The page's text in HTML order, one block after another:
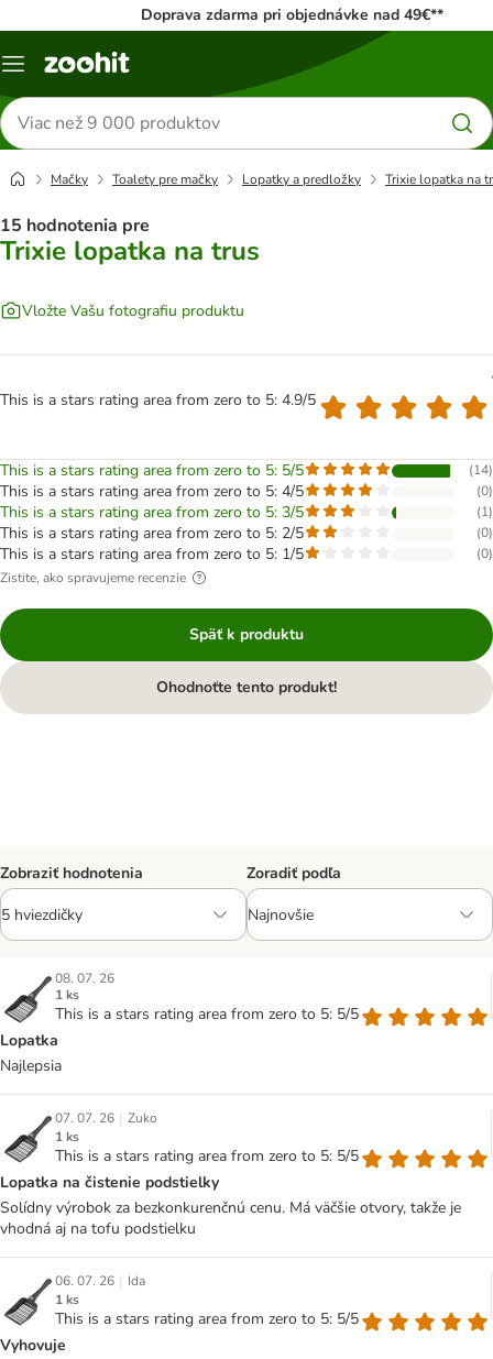
Doprava zdarma pri objednávke nad 49€**
Kategórie
Hľadať
produkty
Mačky Toalety pre mačky Lopatky a predložky Trixie lopatka na
15 hodnotenia pre
Trixie lopatka na trus
Vložte Vašu fotografiu produktu
This is a stars rating area from zero to 5: 4.9/5
This is a stars rating area from zero to 5: 5/5 (14)
This is a stars rating area from zero to 5: 4/5 (0)
This is a stars rating area from zero to 5: 3/5 (1)
This is a stars rating area from zero to 5: 2/5 (0)
This is a stars rating area from zero to 5: 1/5 (0)
Zistite, ako spravujeme recenzie
Späť k produktu
Ohodnoťte tento produkt!
Zobraziť hodnotenia Zoradiť podľa
08. 07. 26
1 ks
This is a stars rating area from zero to 5: 5/5
Lopatka
Najlepsia
07. 07. 26 | Zuko
1 ks
This is a stars rating area from zero to 5: 5/5
Lopatka na čistenie podstielky
Solídny výrobok za bezkonkurenčnú cenu. Má väčšie otvory, takže je
vhodná aj na tofu podstielku
06. 07. 26 | Ida
1 ks
This is a stars rating area from zero to 5: 5/5
Vyhovuje